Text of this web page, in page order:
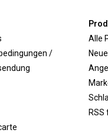
/
Alle
RSS